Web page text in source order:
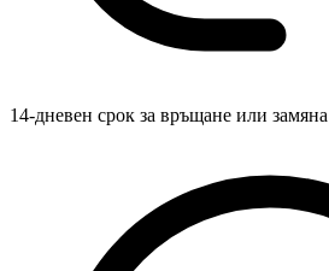
14-дневен срок за връщане или замяна